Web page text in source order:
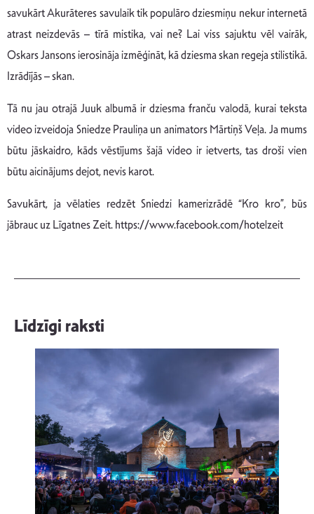
savukārt Akurāteres savulaik tik populāro dziesmiņu nekur internetā
atrast neizdevās – tīrā mistika, vai ne? Lai viss sajuktu vēl vairāk,
Oskars Jansons ierosināja izmēģināt, kā dziesma skan regeja stilistikā.
Izrādījās – skan.
Tā nu jau otrajā Juuk albumā ir dziesma franču valodā, kurai teksta
video izveidoja Sniedze Prauliņa un animators Mārtiņš Veļa. Ja mums
būtu jāskaidro, kāds vēstījums šajā video ir ietverts, tas droši vien
būtu aicinājums dejot, nevis karot.
Savukārt, ja vēlaties redzēt Sniedzi kamerizrādē “Kro kro”, būs
jābrauc uz Līgatnes Zeit. https://www.facebook.com/hotelzeit
Līdzīgi raksti